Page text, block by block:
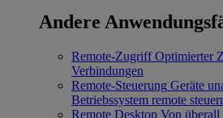
Andere
Remote-Zugriff Optimierter
Verbindungen
Remote-Steuerung Geräte
Betriebssystem remote
Remote Desktop Von überall